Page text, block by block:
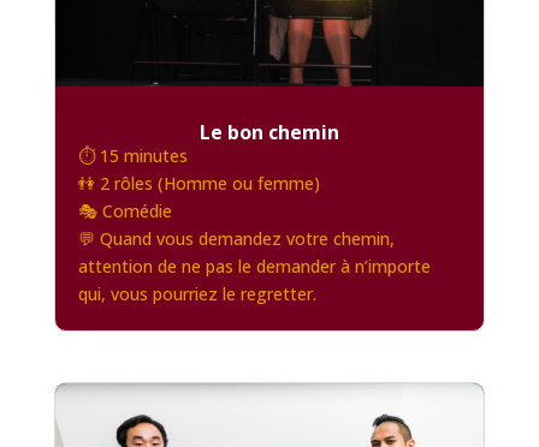
Le bon chemin
⏱️ 15 minutes
👫 2 rôles (Homme ou femme)
🎭 Comédie
💬 Quand vous demandez votre chemin,
attention de ne pas le demander à n’importe
qui, vous pourriez le regretter.